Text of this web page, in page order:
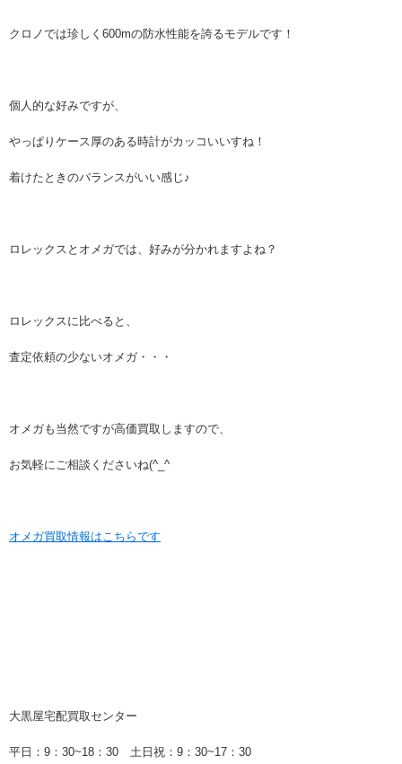
クロノでは珍しく600mの防水性能を誇るモデルです！
個人的な好みですが、
やっぱりケース厚のある時計がカッコいいすね！
着けたときのバランスがいい感じ♪
ロレックスとオメガでは、好みが分かれますよね？
ロレックスに比べると、
査定依頼の少ないオメガ・・・
オメガも当然ですが高価買取しますので、
お気軽にご相談くださいね(^_^
オメガ買取情報はこちらです
大黒屋宅配買取センター
平日：9：30~18：30 土日祝：9：30~17：30